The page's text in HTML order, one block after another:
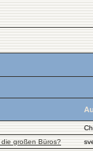
großen Büros?